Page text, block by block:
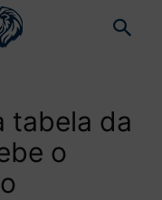
tabela da
o